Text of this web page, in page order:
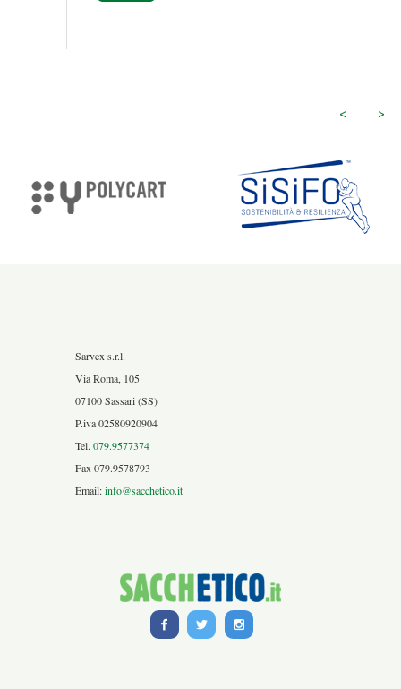
>
<
Sarvex s.r.l.
Via Roma, 105
07100 Sassari (SS)
P.iva 02580920904
Tel. 079.9577374
Fax 079.9578793
Email:info@sacchetico.it